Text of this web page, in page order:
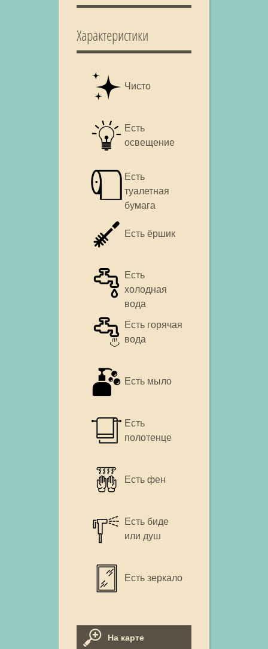
Характеристики
Чисто
Есть
освещение
Есть
туалетная
бумага
Есть ёршик
Есть
холодная
вода
Есть горячая
вода
Есть мыло
Есть
полотенце
Есть фен
Есть биде
или душ
Есть зеркало
На карте